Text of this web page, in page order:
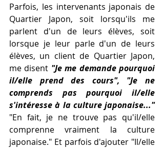
Parfois, les intervenants japonais de
Quartier Japon, soit lorsqu'ils me
parlent d'un de leurs élèves, soit
lorsque je leur parle d'un de leurs
élèves, un client de Quartier Japon,
me disent "Je me demande pourquoi
il/elle prend des cours", "Je ne
comprends pas pourquoi il/elle
s'intéresse à la culture japonaise..."
"En fait, je ne trouve pas qu'il/elle
comprenne vraiment la culture
japonaise." Et parfois d'ajouter "Il/elle